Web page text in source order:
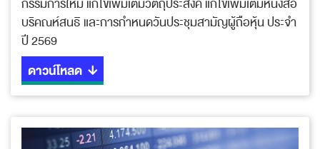
กรรมการใหม่ แก้ไขเพิ่มเติมวัตถุประสงค์ แก้ไขเพิ่มเติมหนังสือ
บริคณห์สนธิ และการกำหนดวันประชุมสามัญผู้ถือหุ้น ประจำ
ปี 2569
ดาวน์โหลด